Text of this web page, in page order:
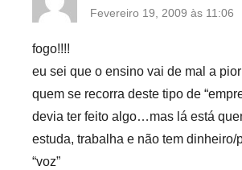
Fevereiro 19, 2009 às 11:06
fogo!!!!
eu sei que o ensino vai de mal a
quem se recorra deste tipo de
devia ter feito algo…mas lá está
estuda, trabalha e não tem dinheiro/
“voz”